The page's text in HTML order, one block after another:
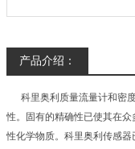
产品介绍：
科里奥利质量流量计和密度
性。固有的精确性已使其在
性化学物质。科里奥利传感